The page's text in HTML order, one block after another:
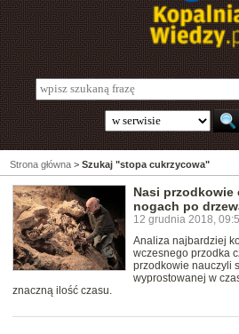
Strona główna > Szukaj "stopa cukrzycowa"
Nasi
nogach po
12 grudnia 2018,
Analiza najbardziej
wczesnego przodka
przodkowie nauczyli
wyprostowanej w
znaczną ilość czasu.